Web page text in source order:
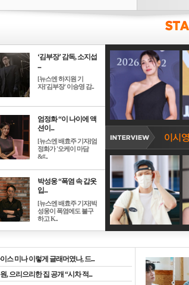
‘김부장’ 감독, 소지섭
...
[뉴스엔 하지원 기
자]'김부장' 이승영 감..
엄정화 “이 나이에 액
션이...
[뉴스엔 배효주 기자]엄
정화가 '오케이 마담
&#..
박성웅 “폭염 속 갑옷
입...
[뉴스엔 배효주 기자]박
성웅이 폭염에도 불구
하고 K..
스 미나 이렇게 글래머였나, 드...
, 으리으리한 집 공개 “시차 적...